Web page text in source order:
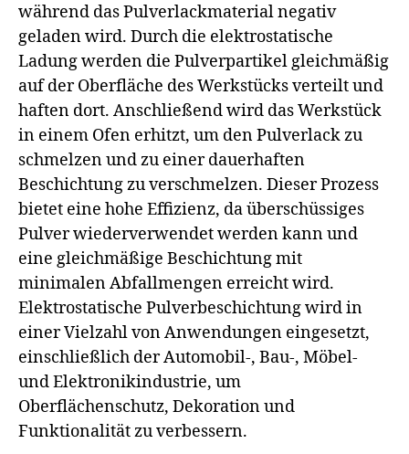
während das Pulverlackmaterial negativ
geladen wird. Durch die elektrostatische
Ladung werden die Pulverpartikel gleichmäßig
auf der Oberfläche des Werkstücks verteilt und
haften dort. Anschließend wird das Werkstück
in einem Ofen erhitzt, um den Pulverlack zu
schmelzen und zu einer dauerhaften
Beschichtung zu verschmelzen. Dieser Prozess
bietet eine hohe Effizienz, da überschüssiges
Pulver wiederverwendet werden kann und
eine gleichmäßige Beschichtung mit
minimalen Abfallmengen erreicht wird.
Elektrostatische Pulverbeschichtung wird in
einer Vielzahl von Anwendungen eingesetzt,
einschließlich der Automobil-, Bau-, Möbel-
und Elektronikindustrie, um
Oberflächenschutz, Dekoration und
Funktionalität zu verbessern.